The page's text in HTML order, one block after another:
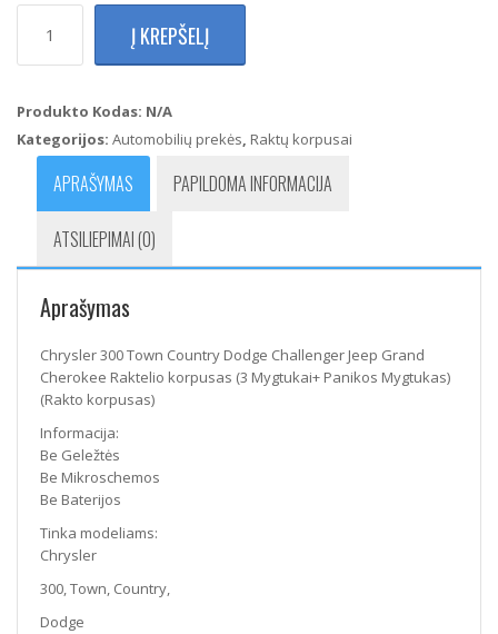
kiekis:
Town
Dodge
Challenger
Grand
Cherokee
Mygtukai+
Panikos
Mygtukas)
(Rakto
Į KREPŠELĮ
Produkto Kodas: N/A
Kategorijos: Automobilių prekės, Raktų korpusai
APRAŠYMAS PAPILDOMA INFORMACIJA
ATSILIEPIMAI (0)
Aprašymas
Chrysler 300 Town Country Dodge Challenger Jeep Grand
Cherokee Raktelio korpusas (3 Mygtukai+ Panikos Mygtukas)
(Rakto korpusas)
Informacija:
Be Geležtės
Be Mikroschemos
Be Baterijos
Tinka modeliams:
Chrysler
300, Town, Country,
Dodge